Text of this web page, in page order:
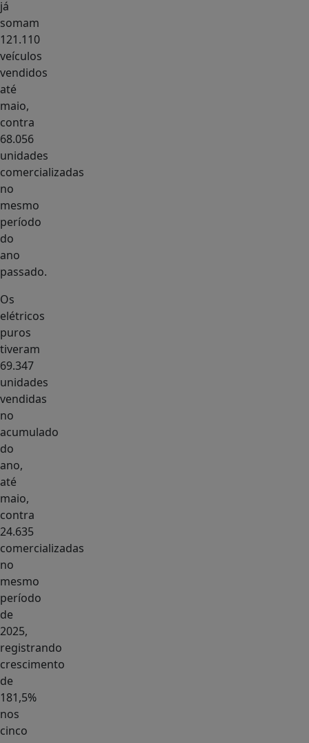
já
somam
121.110
veículos
vendidos
até
maio,
contra
68.056
unidades
comercializadas
no
mesmo
período
do
ano
passado.
Os
elétricos
puros
tiveram
69.347
unidades
vendidas
no
acumulado
do
ano,
até
maio,
contra
24.635
comercializadas
no
mesmo
período
de
2025,
registrando
crescimento
de
181,5%
nos
cinco